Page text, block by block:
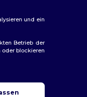
und ein
Betrieb der
oder blockieren
uns jederzeit